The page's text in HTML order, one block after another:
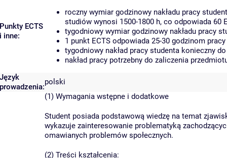
Punkty ECTS
i inne:
roczny wymiar godzinowy nakładu pracy
studiów wynosi 1500-1800 h, co odpowiada 60
tygodniowy wymiar godzinowy nakładu pracy
1 punkt ECTS odpowiada 25-30 godzinom
tygodniowy nakład pracy studenta konieczny
nakład pracy potrzebny do zaliczenia
Język
prowadzenia:
polski
(1) Wymagania wstępne i dodatkowe
Student posiada podstawową wiedzę na temat
wykazuje zainteresowanie problematyką
omawianych problemów społecznych.
(2) Treści kształcenia: